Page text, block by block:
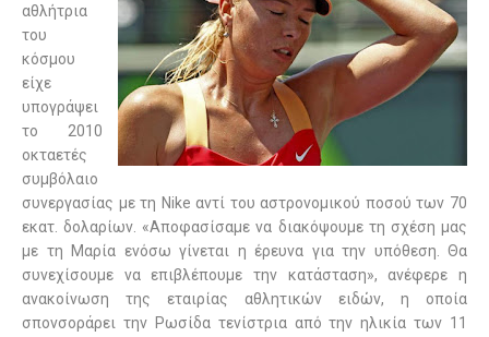
αθλήτρια
του
κόσμου
είχε
υπογράψει
το 2010
οκταετές
συμβόλαιο
συνεργασίας με τη Nike αντί του αστρονομικού ποσού των 70
εκατ. δολαρίων. «Αποφασίσαμε να διακόψουμε τη σχέση μας
με τη Μαρία ενόσω γίνεται η έρευνα για την υπόθεση. Θα
συνεχίσουμε να επιβλέπουμε την κατάσταση», ανέφερε η
ανακοίνωση της εταιρίας αθλητικών ειδών, η οποία
σπονσοράρει την Ρωσίδα τενίστρια από την ηλικία των 11